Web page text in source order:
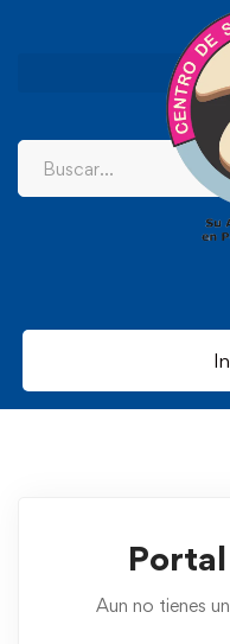
Aun no tienes